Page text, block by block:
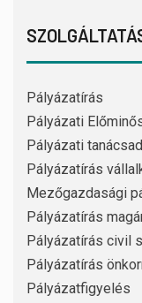
Pályázatírás
Pályázati
Pályázati
Pályázatírás
Mezőgazdasági
Pályázatírás
Pályázatírás civil
Pályázatírás
Pályázatfigyelés